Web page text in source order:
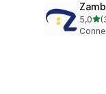
5,0av
Totalt